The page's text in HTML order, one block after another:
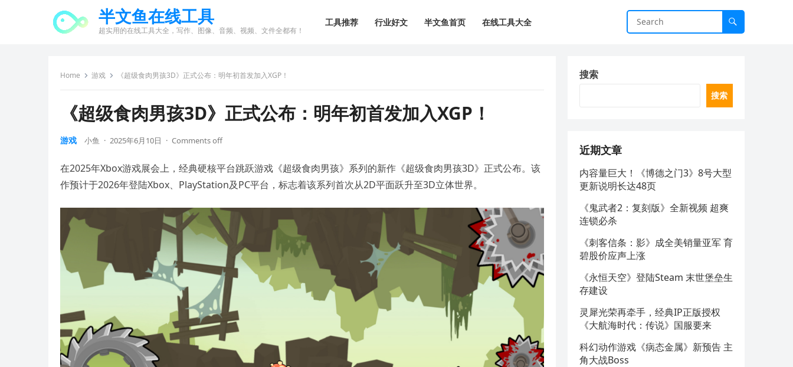
半文鱼在线工具
超实用的在线工具大全，写作、图像、音频、视频、文件全都有！
工具推荐 行业好文 半文鱼首页 在线工具大全
Home 游戏 《超级食肉男孩3D》正式公布：明年初首发加入XGP！
《超级食肉男孩3D》正式公布：明年初首发加入XGP！
游戏 小鱼 · 2025年6月10日 · Comments off
在2025年Xbox游戏展会上，经典硬核平台跳跃游戏《超级食肉男孩》系列的新作《超级食肉男孩3D》正式公布。该
作预计于2026年登陆Xbox、PlayStation及PC平台，标志着该系列首次从2D平面跃升至3D立体世界。
搜索
搜索
近期文章
内容量巨大！《博德之门3》8号大型
更新说明长达48页
《鬼武者2：复刻版》全新视频 超爽
连锁必杀
《刺客信条：影》成全美销量亚军 育
碧股价应声上涨
《永恒天空》登陆Steam 末世堡垒生
存建设
灵犀光荣再牵手，经典IP正版授权
《大航海时代：传说》国服要来
科幻动作游戏《病态金属》新预告 主
角大战Boss